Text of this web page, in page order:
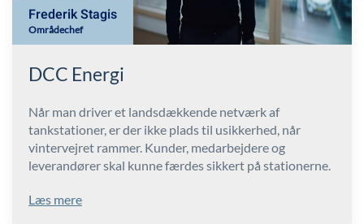
Frederik Stagis
Områdechef
DCC Energi
Når man driver et landsdækkende netværk af
tankstationer, er der ikke plads til usikkerhed, når
vintervejret rammer. Kunder, medarbejdere og
leverandører skal kunne færdes sikkert på stationerne.
Læs mere